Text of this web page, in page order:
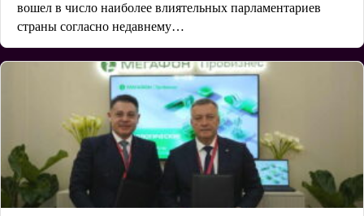
вошел в число наиболее влиятельных парламентариев
страны согласно недавнему…